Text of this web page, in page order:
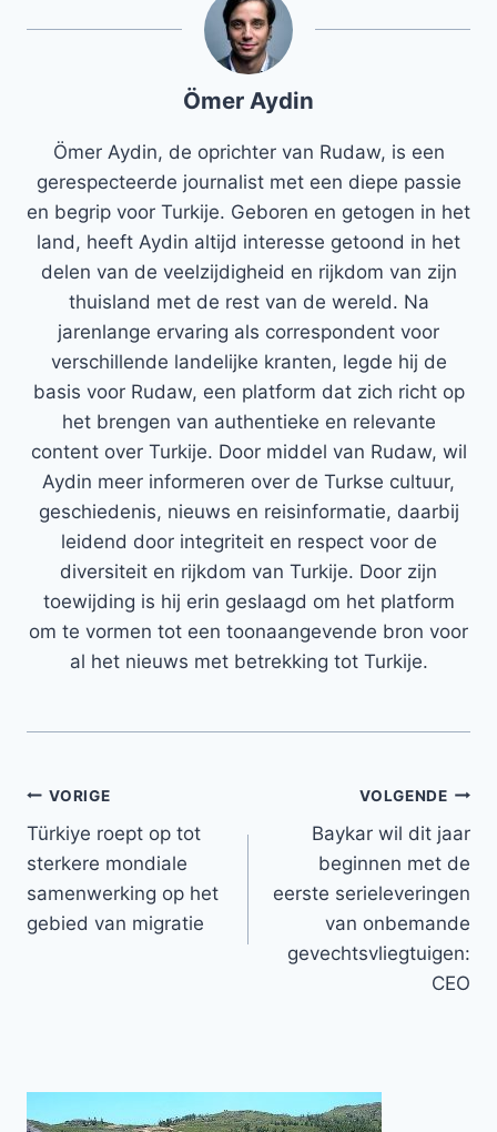
Ömer Aydin
Ömer Aydin, de oprichter van Rudaw, is een
gerespecteerde journalist met een diepe passie
en begrip voor Turkije. Geboren en getogen in het
land, heeft Aydin altijd interesse getoond in het
delen van de veelzijdigheid en rijkdom van zijn
thuisland met de rest van de wereld. Na
jarenlange ervaring als correspondent voor
verschillende landelijke kranten, legde hij de
basis voor Rudaw, een platform dat zich richt op
het brengen van authentieke en relevante
content over Turkije. Door middel van Rudaw, wil
Aydin meer informeren over de Turkse cultuur,
geschiedenis, nieuws en reisinformatie, daarbij
leidend door integriteit en respect voor de
diversiteit en rijkdom van Turkije. Door zijn
toewijding is hij erin geslaagd om het platform
om te vormen tot een toonaangevende bron voor
al het nieuws met betrekking tot Turkije.
Bericht
navigatie
VORIGE
Türkiye roept op tot
sterkere mondiale
samenwerking op het
gebied van migratie
VOLGENDE
Baykar wil dit jaar
beginnen met de
eerste serieleveringen
van onbemande
gevechtsvliegtuigen:
CEO